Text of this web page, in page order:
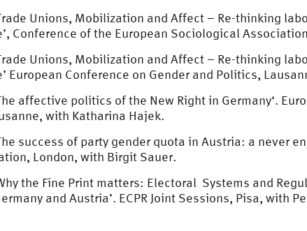
Unions, Mobilization and Affect – Re-thinking
Conference of the European Sociological
Unions, Mobilization and Affect – Re-thinking
European Conference on Gender and Politics,
affective politics of the New Right in Germany‘.
with Katharina Hajek.
success of party gender quota in Austria: a never
London, with Birgit Sauer.
the Fine Print matters: Electoral Systems and
and Austria’. ECPR Joint Sessions, Pisa, with